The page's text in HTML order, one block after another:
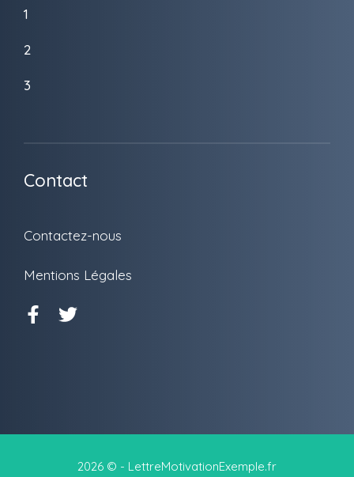
1
2
3
Contact
Contactez-nous
Mentions Légales
2026 © - LettreMotivationExemple.fr